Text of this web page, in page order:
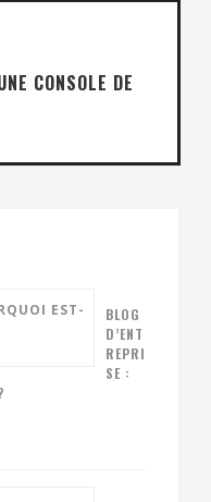
CONSOLE DE
BLOG
D’ENT
REPRI
SE :